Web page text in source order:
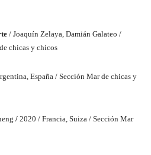
/ Joaquín Zelaya, Damián Galateo /
chicas y chicos
España / Sección Mar de chicas y
/ 2020 / Francia, Suiza / Sección Mar